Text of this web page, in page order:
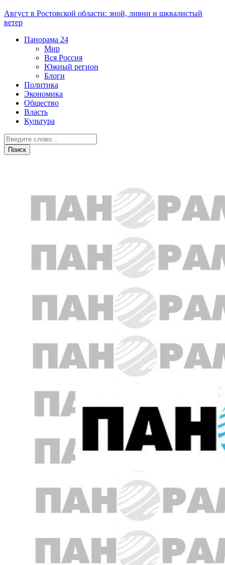
Август в Ростовской области: зной, ливни и шквалистый
ветер
Панорама 24
Мир
Вся Россия
Южный регион
Блоги
Политика
Экономика
Общество
Власть
Культура